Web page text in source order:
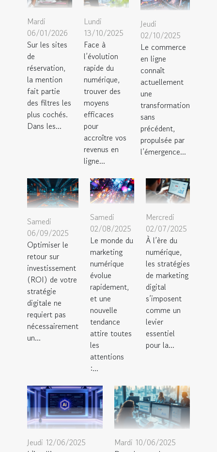
Mardi
06/01/2026
Sur les sites
de
réservation,
la mention
fait partie
des filtres les
plus cochés.
Dans les...
Lundi
13/10/2025
Face à
l’évolution
rapide du
numérique,
trouver des
moyens
efficaces
pour
accroître vos
revenus en
ligne...
Jeudi
02/10/2025
Le commerce
en ligne
connaît
actuellement
une
transformation
sans
précédent,
propulsée par
l’émergence...
Samedi
06/09/2025
Optimiser le
retour sur
investissement
(ROI) de votre
stratégie
digitale ne
requiert pas
nécessairement
un...
Samedi
02/08/2025
Le monde du
marketing
numérique
évolue
rapidement,
et une
nouvelle
tendance
attire toutes
les
attentions
:...
Mercredi
02/07/2025
À l’ère du
numérique,
les stratégies
de marketing
digital
s’imposent
comme un
levier
essentiel
pour la...
Jeudi 12/06/2025
Mardi 10/06/2025